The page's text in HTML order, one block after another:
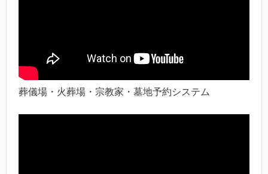
葬儀場・火葬場・宗教家・墓地予約システム